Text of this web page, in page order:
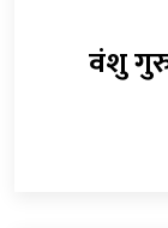
वंशु